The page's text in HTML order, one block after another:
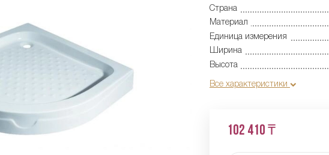
Страна
Материал
Единица измерения
Ширина
Высота
Все характеристики
102 410 ₸